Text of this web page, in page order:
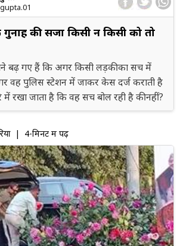
गुनाह की सजा किसी न किसी को तो
बढ़ गए हैं कि अगर किसी लड़की का सच में
वह पुलिस स्टेशन में जाकर केस दर्ज कराती है
रखा जाता है कि वह सच बोल रही है की नहीं?
| 4-मिनट में पढ़ें